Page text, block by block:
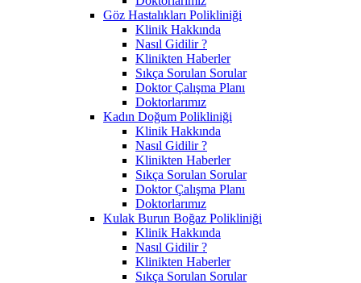
Göz Hastalıkları Polikliniği
Klinik Hakkında
Nasıl Gidilir ?
Klinikten Haberler
Sıkça Sorulan Sorular
Doktor Çalışma Planı
Doktorlarımız
Kadın Doğum Polikliniği
Klinik Hakkında
Nasıl Gidilir ?
Klinikten Haberler
Sıkça Sorulan Sorular
Doktor Çalışma Planı
Doktorlarımız
Kulak Burun Boğaz Polikliniği
Klinik Hakkında
Nasıl Gidilir ?
Klinikten Haberler
Sıkça Sorulan Sorular